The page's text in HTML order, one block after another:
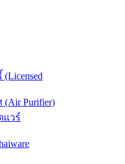
Purifier)
แวร์